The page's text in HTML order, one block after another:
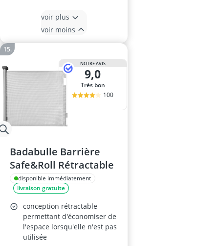
voir plus
voir moins
NOTRE AVIS
9,0
Très bon
100
Badabulle Barrière
Safe&Roll Rétractable
disponible immédiatement
livraison gratuite
conception rétractable
permettant d'économiser de
l'espace lorsqu'elle n'est pas
utilisée